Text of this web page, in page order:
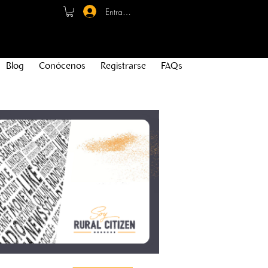
Entrar - Registro
Blog Conócenos Registrarse FAQs